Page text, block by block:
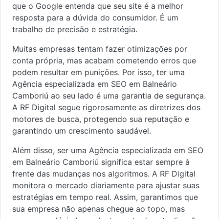
que o Google entenda que seu site é a melhor
resposta para a dúvida do consumidor. É um
trabalho de precisão e estratégia.
Muitas empresas tentam fazer otimizações por
conta própria, mas acabam cometendo erros que
podem resultar em punições. Por isso, ter uma
Agência especializada em SEO em Balneário
Camboriú ao seu lado é uma garantia de segurança.
A RF Digital segue rigorosamente as diretrizes dos
motores de busca, protegendo sua reputação e
garantindo um crescimento saudável.
Além disso, ser uma Agência especializada em SEO
em Balneário Camboriú significa estar sempre à
frente das mudanças nos algoritmos. A RF Digital
monitora o mercado diariamente para ajustar suas
estratégias em tempo real. Assim, garantimos que
sua empresa não apenas chegue ao topo, mas